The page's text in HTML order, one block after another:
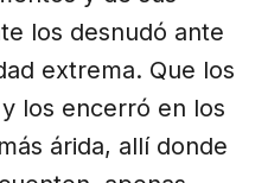
los desnudó ante
extrema. Que los
los encerró en los
árida, allí donde